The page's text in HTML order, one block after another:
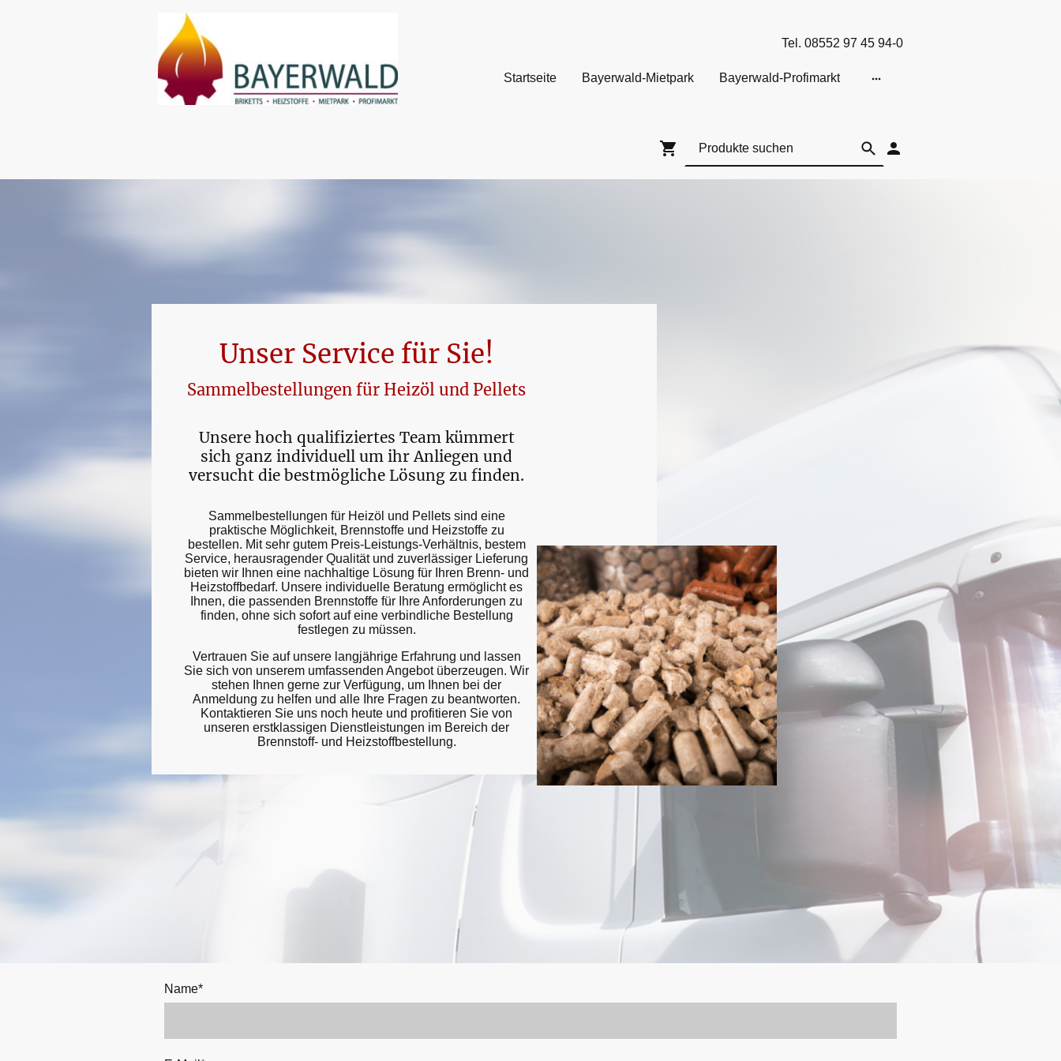
Tel. 08552 97 45 94-0
Startseite Bayerwald-Mietpark Bayerwald-Profimarkt
Unser Service für Sie!
Sammelbestellungen für Heizöl und Pellets
Unsere hoch qualifiziertes Team kümmert
sich ganz individuell um ihr Anliegen und
versucht die bestmögliche Lösung zu finden.
Sammelbestellungen für Heizöl und Pellets sind eine
praktische Möglichkeit, Brennstoffe und Heizstoffe zu
bestellen. Mit sehr gutem Preis-Leistungs-Verhältnis, bestem
Service, herausragender Qualität und zuverlässiger Lieferung
bieten wir Ihnen eine nachhaltige Lösung für Ihren Brenn- und
Heizstoffbedarf. Unsere individuelle Beratung ermöglicht es
Ihnen, die passenden Brennstoffe für Ihre Anforderungen zu
finden, ohne sich sofort auf eine verbindliche Bestellung
festlegen zu müssen.
Vertrauen Sie auf unsere langjährige Erfahrung und lassen
Sie sich von unserem umfassenden Angebot überzeugen. Wir
stehen Ihnen gerne zur Verfügung, um Ihnen bei der
Anmeldung zu helfen und alle Ihre Fragen zu beantworten.
Kontaktieren Sie uns noch heute und profitieren Sie von
unseren erstklassigen Dienstleistungen im Bereich der
Brennstoff- und Heizstoffbestellung.
Name*